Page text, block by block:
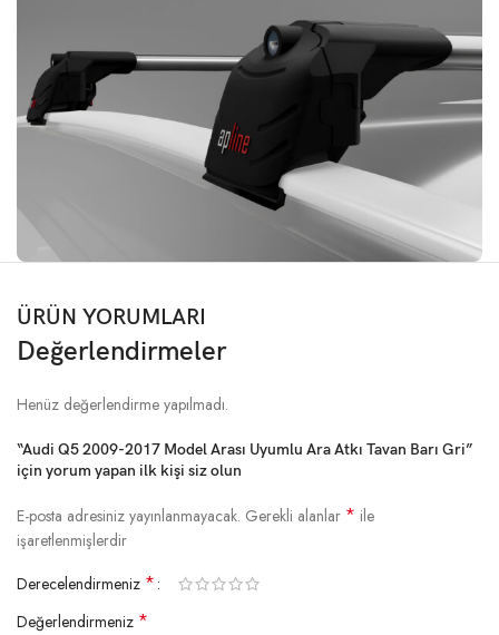
ÜRÜN YORUMLARI
Değerlendirmeler
Henüz değerlendirme yapılmadı.
“Audi Q5 2009-2017 Model Arası Uyumlu Ara Atkı Tavan Barı Gri”
için yorum yapan ilk kişi siz olun
E-posta adresiniz yayınlanmayacak. Gerekli alanlar * ile
işaretlenmişlerdir
Derecelendirmeniz *
Değerlendirmeniz *